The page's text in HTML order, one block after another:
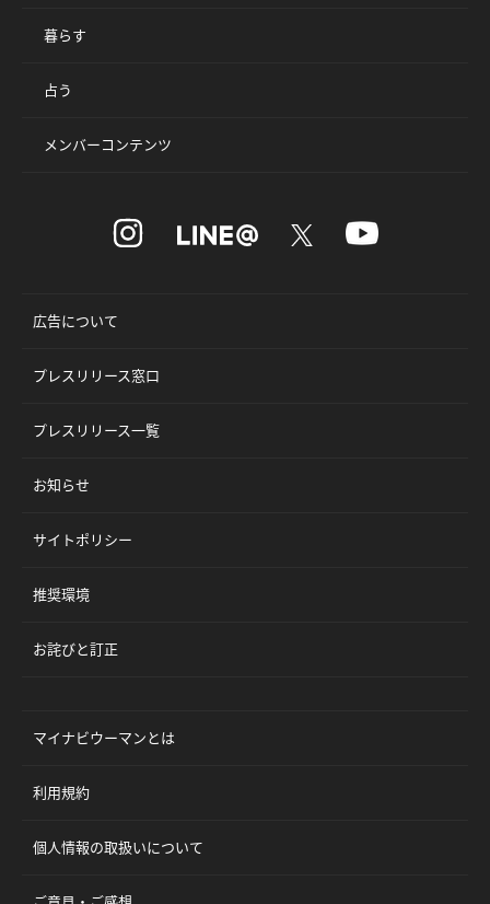
暮らす
占う
メンバーコンテンツ
広告について
プレスリリース窓口
プレスリリース一覧
お知らせ
サイトポリシー
推奨環境
お詫びと訂正
マイナビウーマンとは
利用規約
個人情報の取扱いについて